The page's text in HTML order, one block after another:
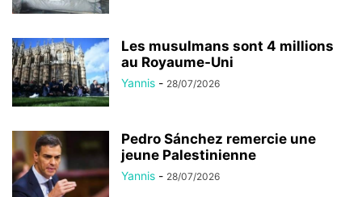
Les musulmans sont 4 millions
au Royaume-Uni
Yannis - 28/07/2026
Pedro Sánchez remercie une
jeune Palestinienne
Yannis - 28/07/2026